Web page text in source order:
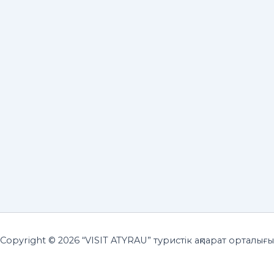
Copyright © 2026 “VISIT ATYRAU” туристік ақпарат орталығы